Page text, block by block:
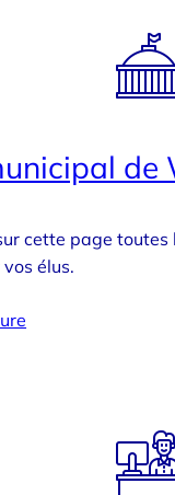
de
cette page toutes
élus.